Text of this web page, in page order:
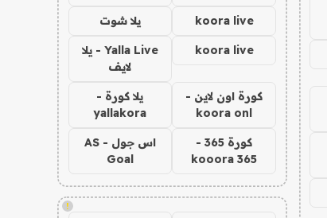
koora live يلا شوت
koora live
Yalla Live - يلا
لايف
كورة اون لاين -
koora onl
يلا كورة -
yallakora
كورة 365 -
kooora 365
اس جول - AS
Goal
!